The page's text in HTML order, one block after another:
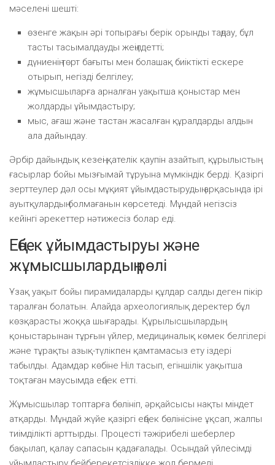
мәселені шешті:
өзенге жақын әрі топырағы берік орынды таңдау, бұл
тасты тасымалдауды жеңілдетті;
дүниенің төрт бағыты мен болашақ биіктікті ескере
отырып, негізді белгілеу;
жұмысшыларға арналған уақытша қоныстар мен
жолдарды ұйымдастыру;
мыс, ағаш және тастан жасалған құралдарды алдын
ала дайындау.
Әрбір дайындық кезеңі қателік қаупін азайтып, құрылыстың
ғасырлар бойы мызғымай тұруына мүмкіндік берді. Қазіргі
зерттеулер дәл осы мұқият ұйымдастырудың арқасында ірі
ауытқулардың болмағанын көрсетеді. Мұндай негізсіз
кейінгі әрекеттер нәтижесіз болар еді.
Еңбек ұйымдастыруы және
жұмысшылардың рөлі
Ұзақ уақыт бойы пирамидаларды құлдар салды деген пікір
таралған болатын. Алайда археологиялық деректер бұл
көзқарасты жоққа шығарады. Құрылысшылардың
қоныстарынан тұрғын үйлер, медициналық көмек белгілері
және тұрақты азық-түлікпен қамтамасыз ету іздері
табылды. Адамдар көбіне Ніл тасып, егіншілік уақытша
тоқтаған маусымда еңбек етті.
Жұмысшылар топтарға бөлініп, әрқайсысы нақты міндет
атқарды. Мұндай жүйе қазіргі еңбек бөлінісіне ұқсап, жалпы
тиімділікті арттырды. Процесті тәжірибелі шеберлер
бақылап, қалау сапасын қадағалады. Осындай үйлесімді